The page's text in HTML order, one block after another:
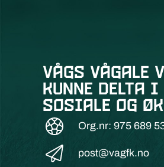
Vågs vågale
kunne delta
sosiale og
Org.nr: 975 689
post@vagfk.no